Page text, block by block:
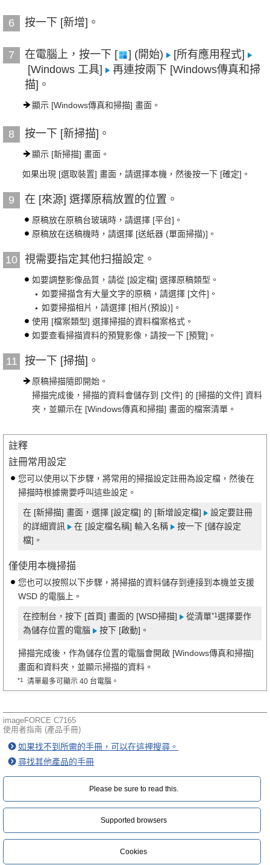
6 按一下 [新增]。
7 在電腦上，按一下 [ ] (開始)
[所有應用程式]
[Windows 工具]
再連按兩下 [Windows傳真和掃
描]。
顯示 [Windows傳真和掃描] 畫面。
8 按一下 [新掃描]。
顯示 [新掃描] 畫面。
如果出現 [選取裝置] 畫面，請選擇本機，然後按一下 [確定]。
9 在 [來源] 選擇原稿放置的位置。
原稿放在原稿台玻璃時，請選擇 [平台]。
原稿放在送稿機時，請選擇 [送紙器 (單面掃描)]。
10 視需要指定其他扫描設定。
如要調整影像品質，請從 [設定檔] 選擇原稿類型。
如要掃描含有大量文字的原稿，請選擇 [文件]。
如要掃描相片，請選擇 [相片(預設)]。
使用 [檔案類型] 選擇掃描的資料檔案格式。
如要查看掃描資料的預覽影像，請按一下 [預覽]。
11 按一下 [掃描]。
原稿掃描隨即開始。
掃描完成後，掃描的資料會儲存到 [文件] 的 [掃描的文件] 資料
夾，並顯示在 [Windows傳真和掃描] 畫面的檔案清單。
註釋
註冊常用設定
您可以使用以下步驟，將常用的掃描設定註冊為設定檔，然後在
掃描時根據需要呼叫這些設定。
在 [新掃描] 畫面，選擇 [設定檔] 的 [新增設定檔]
設定要註冊
的詳細資訊
在 [設定檔名稱] 輸入名稱
按一下 [儲存設定
檔]。
僅使用本機掃描
您也可以按照以下步驟，將掃描的資料儲存到連接到本機並支援
WSD 的電腦上。
在控制台，按下 [首頁] 畫面的 [WSD掃描] 從清單*1選擇要作
為儲存位置的電腦
按下 [啟動]。
掃描完成後，作為儲存位置的電腦會開啟 [Windows傳真和掃描]
畫面和資料夾，並顯示掃描的資料。
*1 清單最多可顯示 40 台電腦。
imageFORCE C7165
使用者指南 (產品手冊)
如果找不到所需的手冊，可以在這裡搜尋。
尋找其他產品的手冊
Please be sure to read this.‎
Supported browsers
Cookies